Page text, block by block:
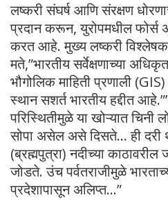
लष्करी संघर्ष आणि संरक्षण
प्रदान करून, युरोपमधील
करत आहे. मुख्य लष्करी विश्लेषक
मते,”भारतीय सर्वेक्षणाच्या
भौगोलिक माहिती प्रणाली
स्थान सशर्त भारतीय हद्दीत
परिस्थितीमुळे या खोऱ्यात चिनी
सोपा असेल असे दिसते… ही दरी
(ब्रह्मपुत्रा) नदीच्या काठावरील
जोडते. उंच पर्वतराजीमुळे
प्रदेशापासून अलिप्त…”